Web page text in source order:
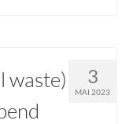
3
MAI 2023
waste)